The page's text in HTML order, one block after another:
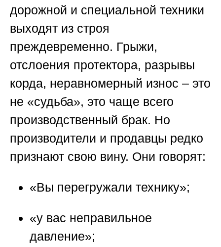
дорожной и специальной техники
выходят из строя
преждевременно. Грыжи,
отслоения протектора, разрывы
корда, неравномерный износ – это
не «судьба», это чаще всего
производственный брак. Но
производители и продавцы редко
признают свою вину. Они говорят:
«Вы перегружали технику»;
«у вас неправильное
давление»;